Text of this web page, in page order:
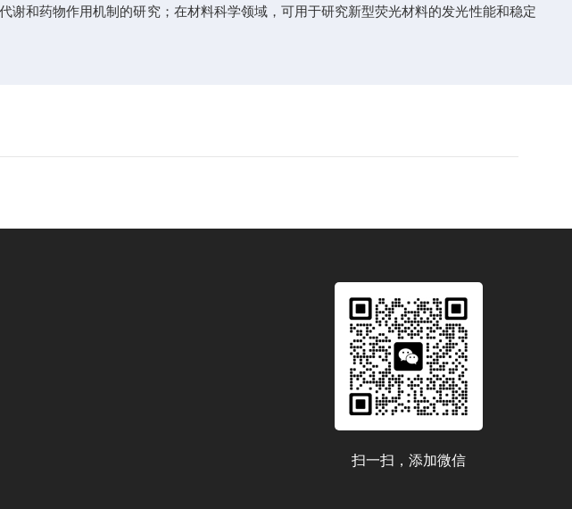
和药物作用机制的研究；在材料科学领域，可用于研究新型荧光材料的发光性能和稳定
扫一扫，添加微信